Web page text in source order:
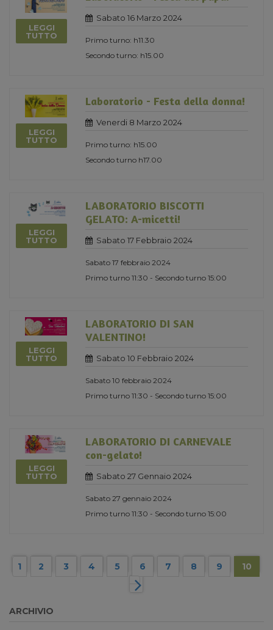
LEGGI
TUTTO
Sabato 16 Marzo 2024
Primo turno: h11.30
Secondo turno: h15.00
LEGGI
TUTTO
Laboratorio - Festa della donna!
Venerdi 8 Marzo 2024
Primo turno: h15.00
Secondo turno h17.00
LEGGI
TUTTO
LABORATORIO BISCOTTI
GELATO: A-micetti!
Sabato 17 Febbraio 2024
Sabato 17 febbraio 2024
Primo turno 11:30 - Secondo turno 15:00
LEGGI
TUTTO
LABORATORIO DI SAN
VALENTINO!
Sabato 10 Febbraio 2024
Sabato 10 febbraio 2024
Primo turno 11:30 - Secondo turno 15:00
LEGGI
TUTTO
LABORATORIO DI CARNEVALE
con-gelato!
Sabato 27 Gennaio 2024
Sabato 27 gennaio 2024
Primo turno 11:30 - Secondo turno 15:00
1 2 3 4 5 6 7 8 9 10
ARCHIVIO